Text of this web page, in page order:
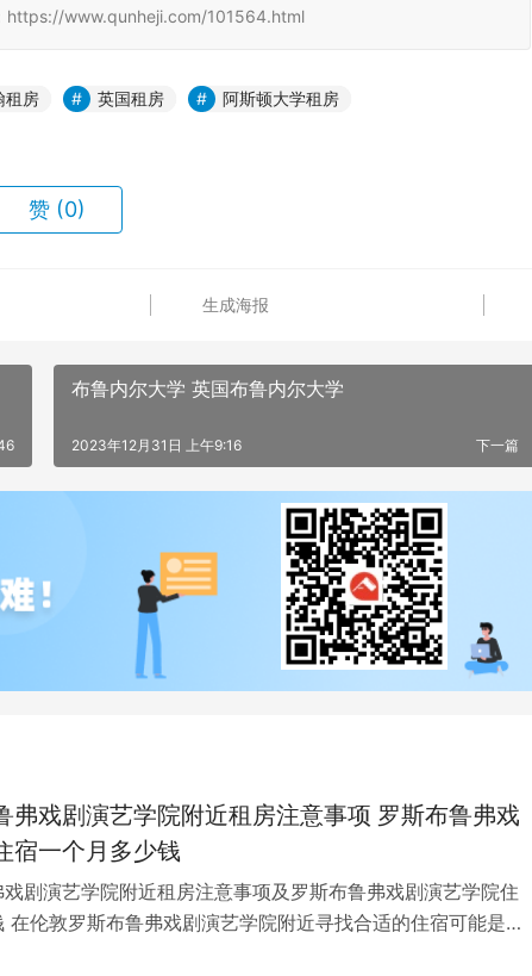
https://www.qunheji.com/101564.html
租房 英国租房
阿斯顿大学租房
赞 (0)
生成海报
布鲁内尔大学 英国布鲁内尔大学
下一篇
2023年12月31日 上午9:16
弗戏剧演艺学院附近租房注意事项 罗斯布鲁弗戏
宿一个月多少钱
剧演艺学院附近租房注意事项及罗斯布鲁弗戏剧演艺学院住
在伦敦罗斯布鲁弗戏剧演艺学院附近寻找合适的住宿可能是留
关键任务。为了帮助您顺利完成…